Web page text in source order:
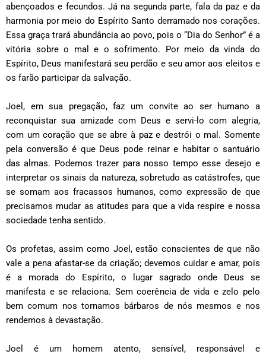
abençoados e fecundos. Já na segunda parte, fala da paz e da
harmonia por meio do Espírito Santo derramado nos corações.
Essa graça trará abundância ao povo, pois o “Dia do Senhor” é a
vitória sobre o mal e o sofrimento. Por meio da vinda do
Espírito, Deus manifestará seu perdão e seu amor aos eleitos e
os farão participar da salvação.
Joel, em sua pregação, faz um convite ao ser humano a
reconquistar sua amizade com Deus e servi-lo com alegria,
com um coração que se abre à paz e destrói o mal. Somente
pela conversão é que Deus pode reinar e habitar o santuário
das almas. Podemos trazer para nosso tempo esse desejo e
interpretar os sinais da natureza, sobretudo as catástrofes, que
se somam aos fracassos humanos, como expressão de que
precisamos mudar as atitudes para que a vida respire e nossa
sociedade tenha sentido.
Os profetas, assim como Joel, estão conscientes de que não
vale a pena afastar-se da criação; devemos cuidar e amar, pois
é a morada do Espírito, o lugar sagrado onde Deus se
manifesta e se relaciona. Sem coerência de vida e zelo pelo
bem comum nos tornamos bárbaros de nós mesmos e nos
rendemos à devastação.
Joel é um homem atento, sensível, responsável e